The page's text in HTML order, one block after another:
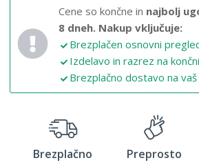
Cene so končne in najbolj
8 dneh. Nakup vključuje:
Brezplačen osnovni
Izdelavo in razrez na
Brezplačno dostavo na
Brezplačno Preprosto